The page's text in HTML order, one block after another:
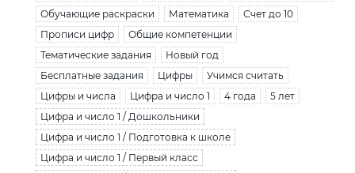
Обучающие раскраски
Математика
Счет до 10
Прописи цифр
Общие компетенции
Тематические задания
Новый год
Бесплатные задания
Цифры
Учимся считать
Цифры и числа
Цифра и число 1 4 года
5 лет
Цифра и число 1 / Дошкольники
Цифра и число 1 / Подготовка к школе
Цифра и число 1 / Первый класс